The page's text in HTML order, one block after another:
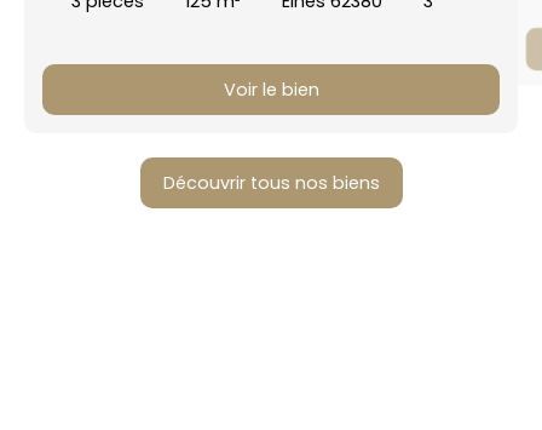
Voir le bien
Découvrir tous nos biens